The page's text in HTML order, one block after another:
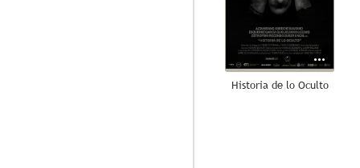
Historia de lo Oculto